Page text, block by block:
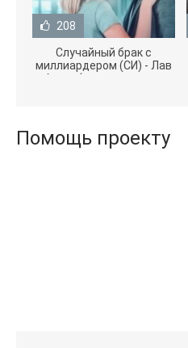
208
Случайный брак с
миллиардером (СИ) - Лав
Агата (полная версия
Помощь проекту